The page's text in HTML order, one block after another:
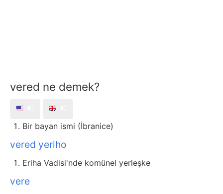
vered ne demek?
Bir bayan ismi (İbranice)
vered yeriho
Eriha Vadisi'nde komünel yerleşke
vere